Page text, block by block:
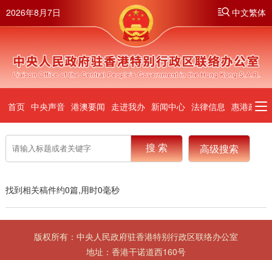
2026年8月7日 中文繁体
首页 中央声音 港澳要闻 走进我办 新闻中心 法律信息 惠港政策
高级搜索
筛选
搜索位置： 不限 标题 全文
排序方式： 智能排序 时间排序
找到相关稿件约0篇,用时0毫秒
版权所有：中央人民政府驻香港特别行政区联络办公室
地址：香港干诺道西160号